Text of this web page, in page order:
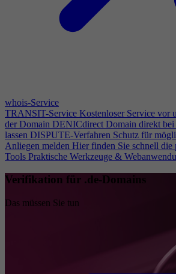
whois-Service
TRANSIT-Service Kostenloser Service vor
der Domain DENICdirect Domain direkt
lassen DISPUTE-Verfahren Schutz für
Anliegen melden Hier finden Sie schnell die
Tools Praktische Werkzeuge &
Verifikation für .de-Domains
Das müssen Sie tun